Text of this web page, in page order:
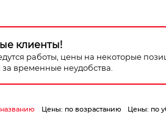
клиенты!
работы, цены на некоторые
временные неудобства.
Цены: по возрастанию Цены: по